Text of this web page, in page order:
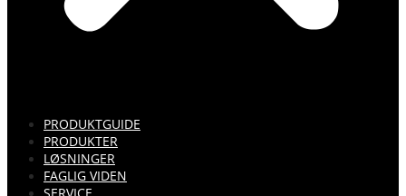
PRODUKTGUIDE
PRODUKTER
LØSNINGER
FAGLIG VIDEN